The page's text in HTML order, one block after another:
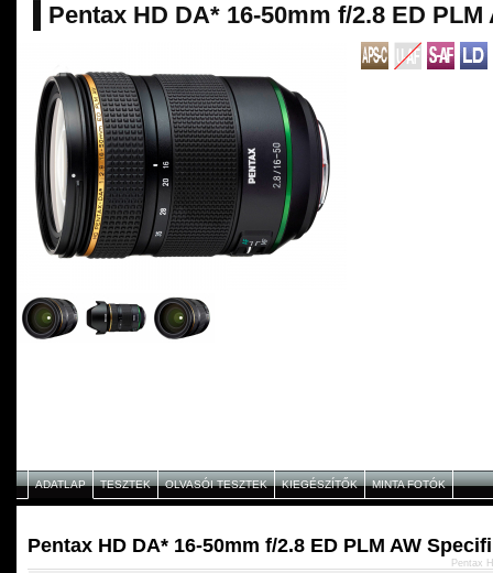
Pentax HD DA* 16-50mm f/2.8 ED PLM
ADATLAP TESZTEK OLVASÓI TESZTEK KIEGÉSZÍTŐK MINTA FOTÓK
Pentax HD DA* 16-50mm f/2.8 ED PLM AW
Pentax